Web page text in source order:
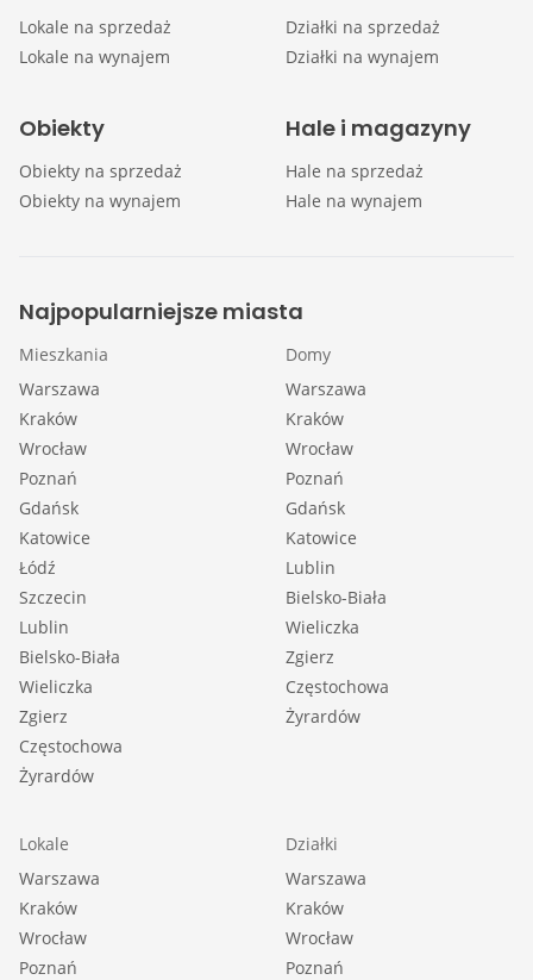
Lokale na sprzedaż
Lokale na wynajem
Działki na sprzedaż
Działki na wynajem
Obiekty
Obiekty na sprzedaż
Obiekty na wynajem
Hale i magazyny
Hale na sprzedaż
Hale na wynajem
Najpopularniejsze miasta
Mieszkania
Warszawa
Kraków
Wrocław
Poznań
Gdańsk
Katowice
Łódź
Szczecin
Lublin
Bielsko-Biała
Wieliczka
Zgierz
Częstochowa
Żyrardów
Domy
Warszawa
Kraków
Wrocław
Poznań
Gdańsk
Katowice
Lublin
Bielsko-Biała
Wieliczka
Zgierz
Częstochowa
Żyrardów
Lokale
Warszawa
Kraków
Wrocław
Poznań
Działki
Warszawa
Kraków
Wrocław
Poznań